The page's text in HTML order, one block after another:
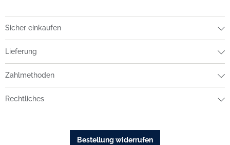
Sicher einkaufen
Lieferung
Zahlmethoden
Rechtliches
Bestellung widerrufen